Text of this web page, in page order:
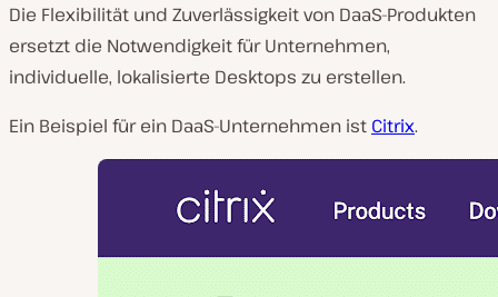
Die Flexibilität und Zuverlässigkeit von DaaS-Produkten
ersetzt die Notwendigkeit für Unternehmen,
individuelle, lokalisierte Desktops zu erstellen.
Ein Beispiel für ein DaaS-Unternehmen ist Citrix.